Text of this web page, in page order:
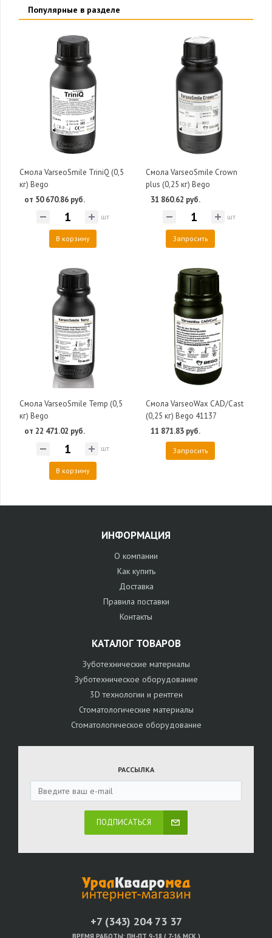
Популярные в разделе
Смола VarseoSmile TriniQ (0,5
кг) Bego
от 50 670.86 руб.
шт
В корзину
Смола VarseoSmile Crown
plus (0,25 кг) Bego
31 860.62 руб.
шт
Запросить
Смола VarseoSmile Temp (0,5
кг) Bego
от 22 471.02 руб.
шт
В корзину
Смола VarseoWax CAD/Cast
(0,25 кг) Bego 41137
11 871.83 руб.
Запросить
ИНФОРМАЦИЯ
О компании
Как купить
Доставка
Правила поставки
Контакты
КАТАЛОГ ТОВАРОВ
Зуботехнические материалы
Зуботехническое оборудование
3D технологии и рентген
Стоматологические материалы
Стоматологическое оборудование
РАССЫЛКА
ПОДПИСАТЬСЯ
+7 (343) 204 73 37
ВРЕМЯ РАБОТЫ: ПН-ПТ 9-18 ( 7-16 МСК )